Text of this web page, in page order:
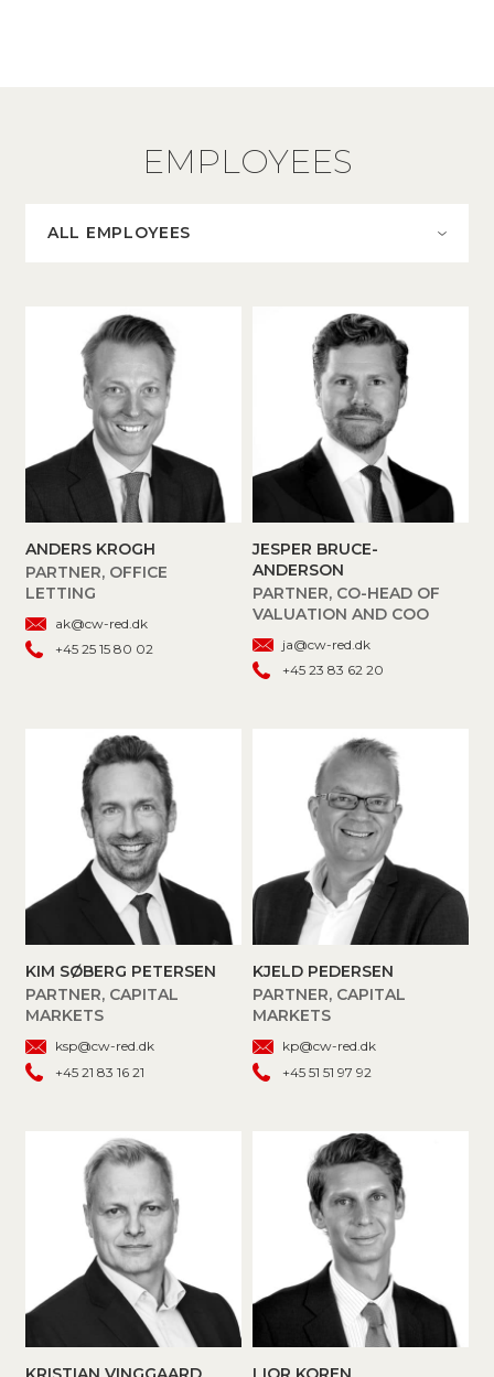
EMPLOYEES
ALL EMPLOYEES
ANDERS KROGH
PARTNER, OFFICE
LETTING
ak@cw-red.dk
+45 25 15 80 02
JESPER BRUCE-
ANDERSON
PARTNER, CO-HEAD OF
VALUATION AND COO
ja@cw-red.dk
+45 23 83 62 20
KIM SØBERG PETERSEN
PARTNER, CAPITAL
MARKETS
ksp@cw-red.dk
+45 21 83 16 21
KJELD PEDERSEN
PARTNER, CAPITAL
MARKETS
kp@cw-red.dk
+45 51 51 97 92